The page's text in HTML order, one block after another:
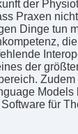
der
Praxen
Dinge tun
der
Models
für